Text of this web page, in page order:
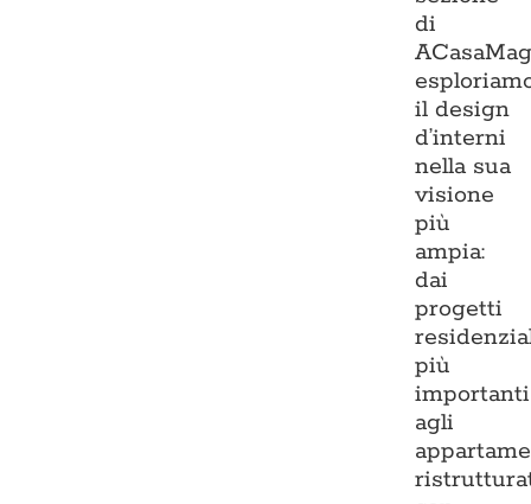
di
il design
d’interni
nella sua
visione
più
ampia:
dai
progetti
più
importanti
agli